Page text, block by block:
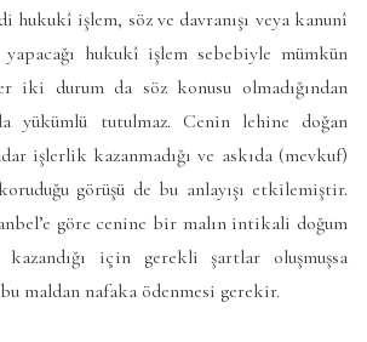
hukukî işlem, söz ve davranışı veya kanunî
hukukî işlem sebebiyle mümkün
iki durum da söz konusu olmadığından
yükümlü tutulmaz. Cenin lehine doğan
işlerlik kazanmadığı ve askıda (mevkuf)
görüşü de bu anlayışı etkilemiştir.
göre cenine bir malın intikali doğum
için gerekli şartlar oluşmuşsa
maldan nafaka ödenmesi gerekir.